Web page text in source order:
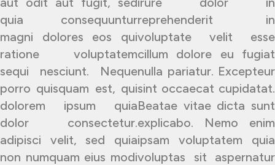
quia consequuntur
magni dolores eos qui
ratione voluptatem
sequi nesciunt. Neque
porro quisquam est, qui
dolorem ipsum quia
dolor consectetur.
adipisci velit, sed quia
non numquam eius modi
reprehenderit in
voluptate velit esse
cillum dolore eu fugiat
nulla pariatur. Excepteur
sint occaecat cupidatat.
Beatae vitae dicta sunt
explicabo. Nemo enim
ipsam voluptatem quia
voluptas sit aspernatur